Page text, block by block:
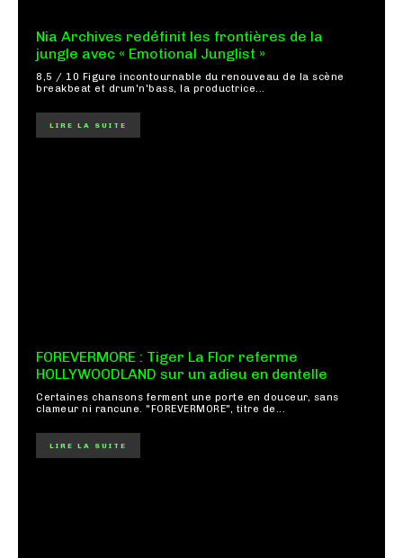
Nia Archives redéfinit les frontières de la
jungle avec « Emotional Junglist »
8,5 / 10 Figure incontournable du renouveau de la scène
breakbeat et drum'n'bass, la productrice...
LIRE LA SUITE
FOREVERMORE : Tiger La Flor referme
HOLLYWOODLAND sur un adieu en dentelle
Certaines chansons ferment une porte en douceur, sans
clameur ni rancune. "FOREVERMORE", titre de...
LIRE LA SUITE